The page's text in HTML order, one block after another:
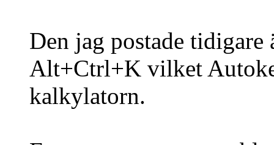
Den jag postade
Alt+Ctrl+K vilket
kalkylatorn.